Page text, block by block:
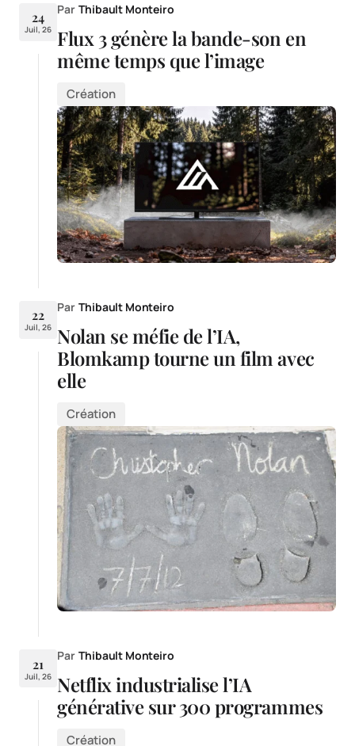
24
Juil, 26
Par Thibault Monteiro
Flux 3 génère la bande-son en
même temps que l’image
Création
22
Juil, 26
Par Thibault Monteiro
Nolan se méfie de l’IA,
Blomkamp tourne un film avec
elle
Création
21
Juil, 26
Par Thibault Monteiro
Netflix industrialise l’IA
générative sur 300 programmes
Création